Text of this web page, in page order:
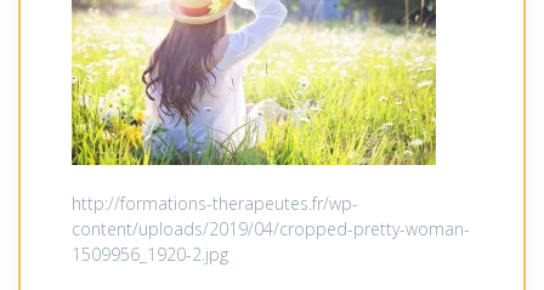
http://formations-therapeutes.fr/wp-
content/uploads/2019/04/cropped-pretty-woman-
1509956_1920-2.jpg